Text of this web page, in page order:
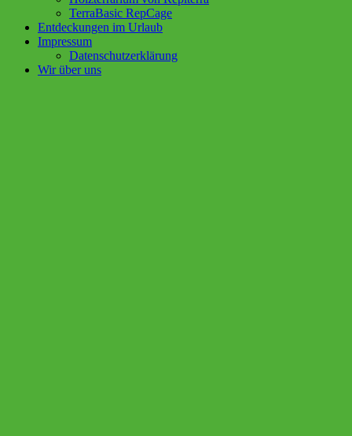
TerraBasic RepCage
Entdeckungen im Urlaub
Impressum
Datenschutzerklärung
Wir über uns